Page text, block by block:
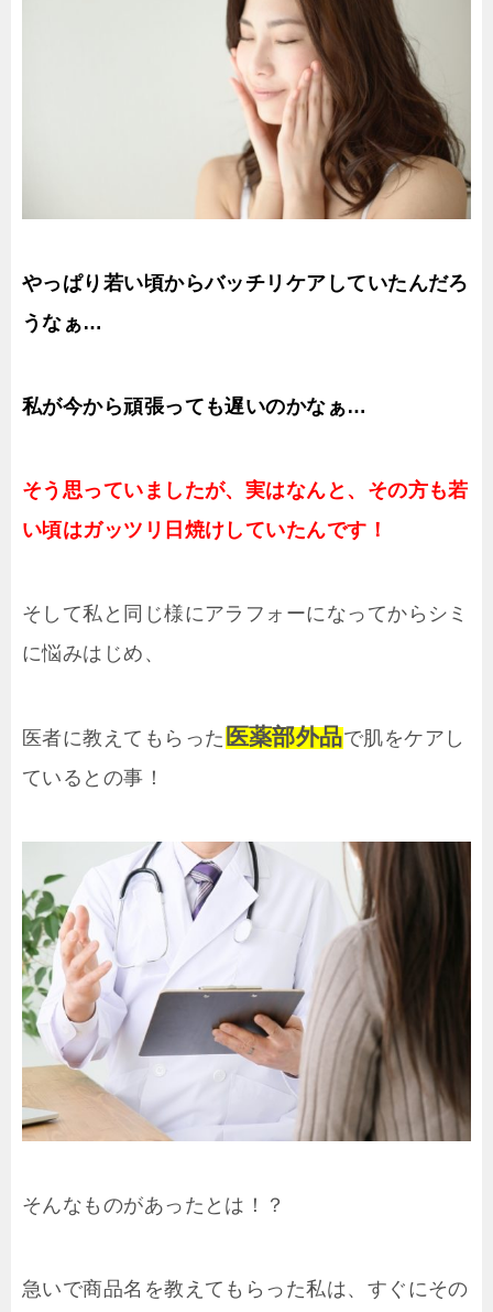
やっぱり若い頃からバッチリケアしていたんだろ
うなぁ…
私が今から頑張っても遅いのかなぁ…
そう思っていましたが、実はなんと、その方も若
い頃はガッツリ日焼けしていたんです！
そして私と同じ様にアラフォーになってからシミ
に悩みはじめ、
医者に教えてもらった 医薬部外品で肌をケアし
ているとの事！
そんなものがあったとは！？
急いで商品名を教えてもらった私は、すぐにその